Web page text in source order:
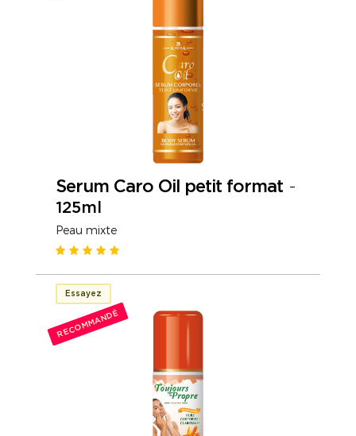
Serum Caro Oil petit format-
125ml
Peau mixte
Essayez
RECOMMANDÉ